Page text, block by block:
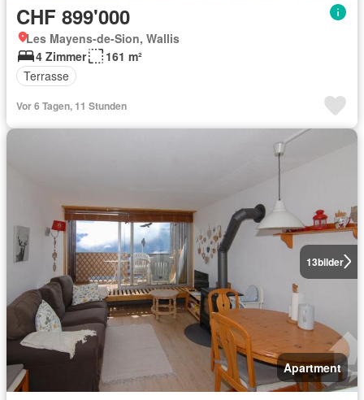
CHF 899'000
Les Mayens-de-Sion, Wallis
4 Zimmer
161 m²
Terrasse
Vor 6 Tagen, 11 Stunden
13bilder
Apartment